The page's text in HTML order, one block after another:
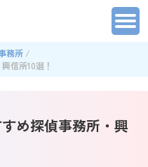
務所
信所10選！
め探偵事務所・興